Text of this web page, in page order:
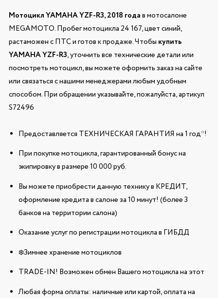
Мотоцикл YAMAHA YZF-R3, 2018 годав мотосалоне
MEGAMOTO. Пробег мотоцикла 24 167, цвет синий,
растаможен с ПТС и готов к продаже. Чтобы купить
YAMAHA YZF-R3, уточнить все технические детали или
посмотреть мотоцикл, вы можете оформить заказ на сайте
или связаться с нашими менеджерами любым удобным
способом. При обращении указывайте, пожалуйста, артикул
S72496
Предоставляется ТЕХНИЧЕСКАЯ ГАРАНТИЯ на 1 год*!
При покупке мотоцикла, гарантированный бонус на
экипировку в размере 10 000 руб.
Вы можете приобрести данную технику в КРЕДИТ,
оформление кредита в салоне за 10 минут! (более 3
банков на территории салона)
Оказание услуг по регистрации мотоцикла в ГИБДД
❄️Зимнее хранение мотоциклов
TRADE-IN! Возможен обмен Вашего мотоцикла на этот
Любая форма оплаты: наличные или картой, оплата на